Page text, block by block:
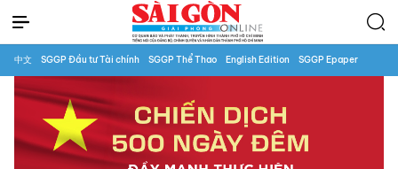
中文 SGGP Đầu tư Tài chính SGGP Thể Thao English Edition SGGP Epaper